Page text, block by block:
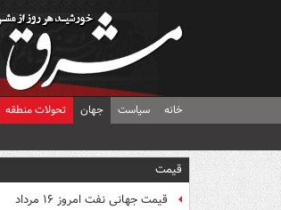
خانه سیاست جهان تحولات منطقه
قیمت
قیمت جهانی نفت امروز ۱۶ مرداد